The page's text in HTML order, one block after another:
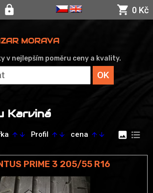
0 Kč
MORAVA
v nejlepším poměru ceny a kvality.
Karviná
arrow_upward arrow_downward Profil arrow_upward arrow_downward cena arrow_upward arrow_downward image format_list_bulleted
PRIME 3 205/55 R16